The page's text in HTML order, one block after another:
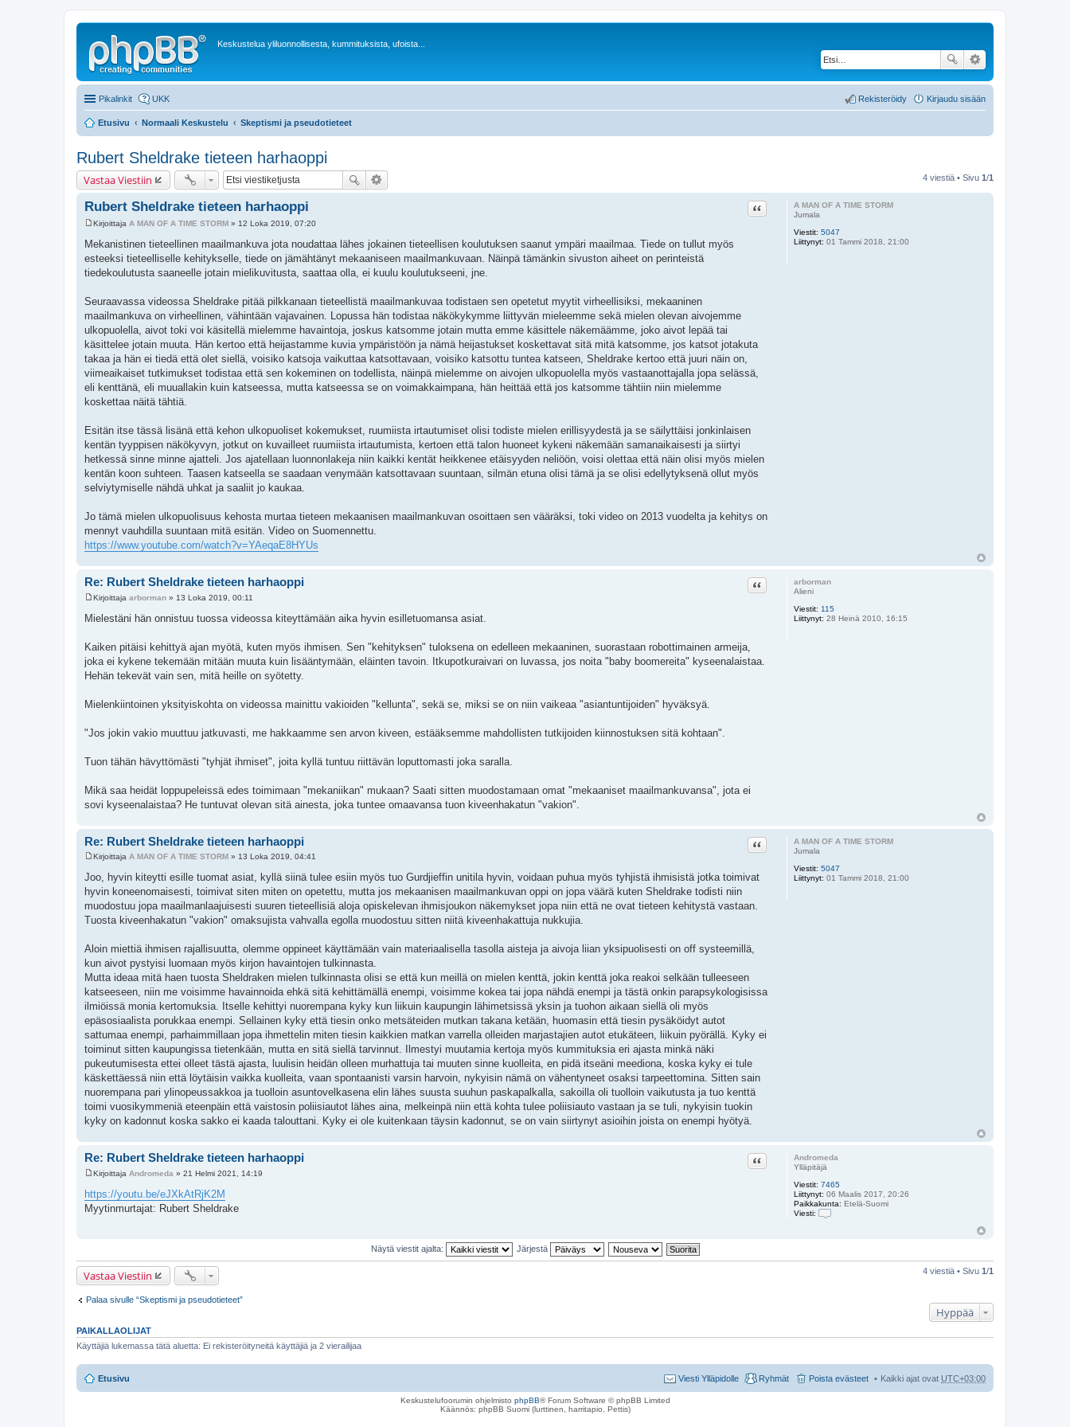
Keskustelua yliluonnollisesta, kummituksista, ufoista...
Pikalinkit UKK Kirjaudu sisään
Rekisteröidy
Etusivu Normaali Keskustelu Skeptismi ja pseudotieteet
Rubert Sheldrake tieteen harhaoppi
Vastaa Viestiin 4 viestiä • Sivu 1/1
A MAN OF A TIME STORM
Jumala
Viestit: 5047
Liittynyt: 01 Tammi 2018, 21:00
Rubert Sheldrake tieteen harhaoppi Lainaa
e
s
i
Kirjoittaja A MAN OF A TIME STORM » 12 Loka 2019, 07:20
Mekanistinen tieteellinen maailmankuva jota noudattaa lähes jokainen tieteellisen koulutuksen saanut ympäri maailmaa. Tiede on tullut myös
esteeksi tieteelliselle kehitykselle, tiede on jämähtänyt mekaaniseen maailmankuvaan. Näinpä tämänkin sivuston aiheet on perinteistä
tiedekoulutusta saaneelle jotain mielikuvitusta, saattaa olla, ei kuulu koulutukseeni, jne.
Seuraavassa videossa Sheldrake pitää pilkkanaan tieteellistä maailmankuvaa todistaen sen opetetut myytit virheellisiksi, mekaaninen
maailmankuva on virheellinen, vähintään vajavainen. Lopussa hän todistaa näkökykymme liittyvän mieleemme sekä mielen olevan aivojemme
ulkopuolella, aivot toki voi käsitellä mielemme havaintoja, joskus katsomme jotain mutta emme käsittele näkemäämme, joko aivot lepää tai
käsittelee jotain muuta. Hän kertoo että heijastamme kuvia ympäristöön ja nämä heijastukset koskettavat sitä mitä katsomme, jos katsot jotakuta
takaa ja hän ei tiedä että olet siellä, voisiko katsoja vaikuttaa katsottavaan, voisiko katsottu tuntea katseen, Sheldrake kertoo että juuri näin on,
viimeaikaiset tutkimukset todistaa että sen kokeminen on todellista, näinpä mielemme on aivojen ulkopuolella myös vastaanottajalla jopa selässä,
eli kenttänä, eli muuallakin kuin katseessa, mutta katseessa se on voimakkaimpana, hän heittää että jos katsomme tähtiin niin mielemme
koskettaa näitä tähtiä.
Esitän itse tässä lisänä että kehon ulkopuoliset kokemukset, ruumiista irtautumiset olisi todiste mielen erillisyydestä ja se säilyttäisi jonkinlaisen
kentän tyyppisen näkökyvyn, jotkut on kuvailleet ruumiista irtautumista, kertoen että talon huoneet kykeni näkemään samanaikaisesti ja siirtyi
hetkessä sinne minne ajatteli. Jos ajatellaan luonnonlakeja niin kaikki kentät heikkenee etäisyyden neliöön, voisi olettaa että näin olisi myös mielen
kentän koon suhteen. Taasen katseella se saadaan venymään katsottavaan suuntaan, silmän etuna olisi tämä ja se olisi edellytyksenä ollut myös
selviytymiselle nähdä uhkat ja saaliit jo kaukaa.
Jo tämä mielen ulkopuolisuus kehosta murtaa tieteen mekaanisen maailmankuvan osoittaen sen vääräksi, toki video on 2013 vuodelta ja kehitys on
mennyt vauhdilla suuntaan mitä esitän. Video on Suomennettu.
https://www.youtube.com/watch?v=YAeqaE8HYUs
arborman
Alieni
Viestit: 115
Liittynyt: 28 Heinä 2010, 16:15
Re: Rubert Sheldrake tieteen harhaoppi Lainaa
i
e
i
Kirjoittaja arborman » 13 Loka 2019, 00:11
Mielestäni hän onnistuu tuossa videossa kiteyttämään aika hyvin esilletuomansa asiat.
Kaiken pitäisi kehittyä ajan myötä, kuten myös ihmisen. Sen "kehityksen" tuloksena on edelleen mekaaninen, suorastaan robottimainen armeija,
joka ei kykene tekemään mitään muuta kuin lisääntymään, eläinten tavoin. Itkupotkuraivari on luvassa, jos noita "baby boomereita" kyseenalaistaa.
Hehän tekevät vain sen, mitä heille on syötetty.
Mielenkiintoinen yksityiskohta on videossa mainittu vakioiden "kellunta", sekä se, miksi se on niin vaikeaa "asiantuntijoiden" hyväksyä.
"Jos jokin vakio muuttuu jatkuvasti, me hakkaamme sen arvon kiveen, estääksemme mahdollisten tutkijoiden kiinnostuksen sitä kohtaan".
Tuon tähän hävyttömästi "tyhjät ihmiset", joita kyllä tuntuu riittävän loputtomasti joka saralla.
Mikä saa heidät loppupeleissä edes toimimaan "mekaniikan" mukaan? Saati sitten muodostamaan omat "mekaaniset maailmankuvansa", jota ei
sovi kyseenalaistaa? He tuntuvat olevan sitä ainesta, joka tuntee omaavansa tuon kiveenhakatun "vakion".
A MAN OF A TIME STORM
Jumala
Viestit: 5047
Liittynyt: 01 Tammi 2018, 21:00
Re: Rubert Sheldrake tieteen harhaoppi Lainaa
e
s
i
Kirjoittaja A MAN OF A TIME STORM » 13 Loka 2019, 04:41
Joo, hyvin kiteytti esille tuomat asiat, kyllä siinä tulee esiin myös tuo Gurdjieffin unitila hyvin, voidaan puhua myös tyhjistä ihmisistä jotka toimivat
hyvin koneenomaisesti, toimivat siten miten on opetettu, mutta jos mekaanisen maailmankuvan oppi on jopa väärä kuten Sheldrake todisti niin
muodostuu jopa maailmanlaajuisesti suuren tieteellisiä aloja opiskelevan ihmisjoukon näkemykset jopa niin että ne ovat tieteen kehitystä vastaan.
Tuosta kiveenhakatun "vakion" omaksujista vahvalla egolla muodostuu sitten niitä kiveenhakattuja nukkujia.
Aloin miettiä ihmisen rajallisuutta, olemme oppineet käyttämään vain materiaalisella tasolla aisteja ja aivoja liian yksipuolisesti on off systeemillä,
kun aivot pystyisi luomaan myös kirjon havaintojen tulkinnasta.
Mutta ideaa mitä haen tuosta Sheldraken mielen tulkinnasta olisi se että kun meillä on mielen kenttä, jokin kenttä joka reakoi selkään tulleeseen
katseeseen, niin me voisimme havainnoida ehkä sitä kehittämällä enempi, voisimme kokea tai jopa nähdä enempi ja tästä onkin parapsykologisissa
ilmiöissä monia kertomuksia. Itselle kehittyi nuorempana kyky kun liikuin kaupungin lähimetsissä yksin ja tuohon aikaan siellä oli myös
epäsosiaalista porukkaa enempi. Sellainen kyky että tiesin onko metsäteiden mutkan takana ketään, huomasin että tiesin pysäköidyt autot
sattumaa enempi, parhaimmillaan jopa ihmettelin miten tiesin kaikkien matkan varrella olleiden marjastajien autot etukäteen, liikuin pyörällä. Kyky ei
toiminut sitten kaupungissa tietenkään, mutta en sitä siellä tarvinnut. Ilmestyi muutamia kertoja myös kummituksia eri ajasta minkä näki
pukeutumisesta ettei olleet tästä ajasta, luulisin heidän olleen murhattuja tai muuten sinne kuolleita, en pidä itseäni meediona, koska kyky ei tule
käskettäessä niin että löytäisin vaikka kuolleita, vaan spontaanisti varsin harvoin, nykyisin nämä on vähentyneet osaksi tarpeettomina. Sitten sain
nuorempana pari ylinopeussakkoa ja tuolloin asuntovelkasena elin lähes suusta suuhun paskapalkalla, sakoilla oli tuolloin vaikutusta ja tuo kenttä
toimi vuosikymmeniä eteenpäin että vaistosin poliisiautot lähes aina, melkeinpä niin että kohta tulee poliisiauto vastaan ja se tuli, nykyisin tuokin
kyky on kadonnut koska sakko ei kaada talouttani. Kyky ei ole kuitenkaan täysin kadonnut, se on vain siirtynyt asioihin joista on enempi hyötyä.
Andromeda
Ylläpitäjä
Viestit: 7465
Liittynyt: 06 Maalis 2017, 20:26
Paikkakunta: Etelä-Suomi
Viesti:
t
e
Re: Rubert Sheldrake tieteen harhaoppi Lainaa
i
e
s
Kirjoittaja Andromeda » 21 Helmi 2021, 14:19
https://youtu.be/eJXkAtRjK2M
Myytinmurtajat: Rubert Sheldrake
Näytä viestit ajalta: Järjestä
Vastaa Viestiin 4 viestiä • Sivu 1/1
Palaa sivulle “Skeptismi ja pseudotieteet”
Hyppää
PAIKALLAOLIJAT
Käyttäjiä lukemassa tätä aluetta: Ei rekisteröityneitä käyttäjiä ja 2 vierailijaa
Etusivu Kaikki ajat ovat UTC+03:00
Poista evästeet
Ryhmät
Viesti Ylläpidolle
Keskustelufoorumin ohjelmisto phpBB® Forum Software © phpBB Limited
Käännös: phpBB Suomi (lurttinen, harritapio, Pettis)